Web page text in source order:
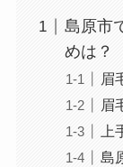
島原市
めは？
眉
眉
島